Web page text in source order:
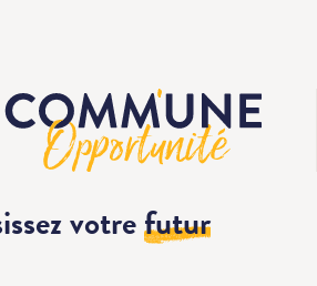
votrefutur